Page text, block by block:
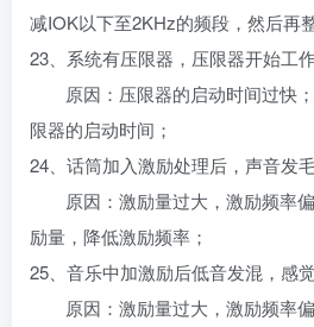
减IOK以下至2KHz的频段，然后再
23、系统有压限器，压限器开始工
原因：压限器的启动时间过快；
限器的启动时间；
24、话筒加入激励处理后，声音发
原因：激励量过大，激励频率偏
励量，降低激励频率；
25、音乐中加激励后低音发混，感
原因：激励量过大，激励频率偏